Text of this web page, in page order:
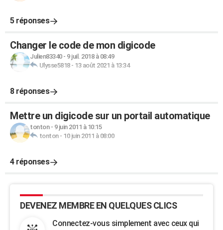
5 réponses
Changer le code de mon digicode
Julien83340- 9 juil. 2018 à 08:49
Ulysse5818- 13 août 2021 à 13:34
8 réponses
Mettre un digicode sur un portail automatique
tonton- 9 juin 2011 à 10:15
tonton- 10 juin 2011 à 08:00
4 réponses
DEVENEZ MEMBRE EN QUELQUES CLICS
Connectez-vous simplement avec ceux qui